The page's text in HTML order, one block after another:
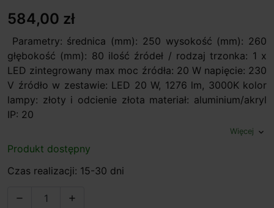
584,00 zł
Parametry: średnica (mm): 250 wysokość (mm): 260
głębokość (mm): 80 ilość źródeł / rodzaj trzonka: 1 x
LED zintegrowany max moc źródła: 20 W napięcie: 230
V źródło w zestawie: LED 20 W, 1276 lm, 3000K kolor
lampy: złoty i odcienie złota materiał: aluminium/akryl
IP: 20
Więcej expand_more
Produkt dostępny
Czas realizacji: 15-30 dni
 